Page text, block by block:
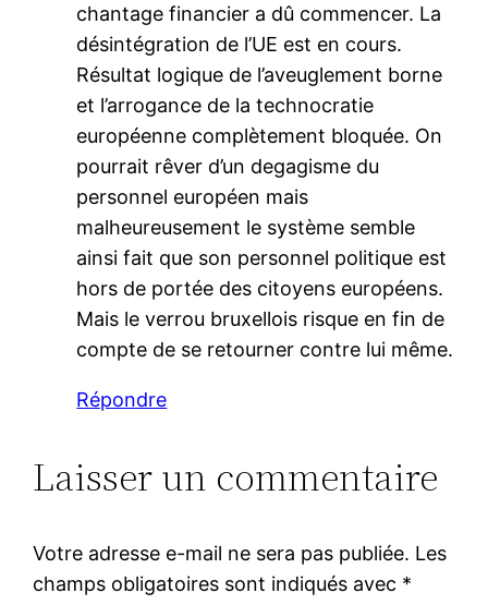
chantage financier a dû commencer. La
désintégration de l’UE est en cours.
Résultat logique de l’aveuglement borne
et l’arrogance de la technocratie
européenne complètement bloquée. On
pourrait rêver d’un degagisme du
personnel européen mais
malheureusement le système semble
ainsi fait que son personnel politique est
hors de portée des citoyens européens.
Mais le verrou bruxellois risque en fin de
compte de se retourner contre lui même.
Répondre
Laisser un commentaire
Votre adresse e-mail ne sera pas publiée. Les
champs obligatoires sont indiqués avec *